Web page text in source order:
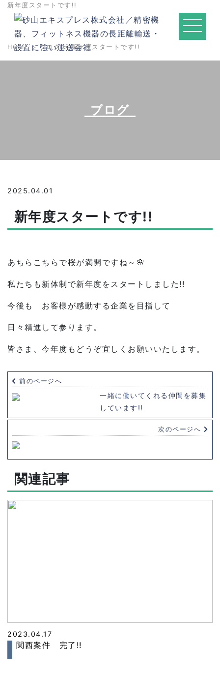
新年度スタートです!!
HOME> ブログ> 新年度スタートです!!
ブログ
2025.04.01
新年度スタートです!!
あちらこちらで桜が満開ですね～🌸
私たちも新体制で新年度をスタートしました!!
今後も お客様が感動する企業を目指して
日々精進して参ります。
皆さま、今年度もどうぞ宜しくお願いいたします。
前のページへ
一緒に働いてくれる仲間を募集
しています!!
次のページへ
関連記事
2023.04.17
関西案件 完了!!